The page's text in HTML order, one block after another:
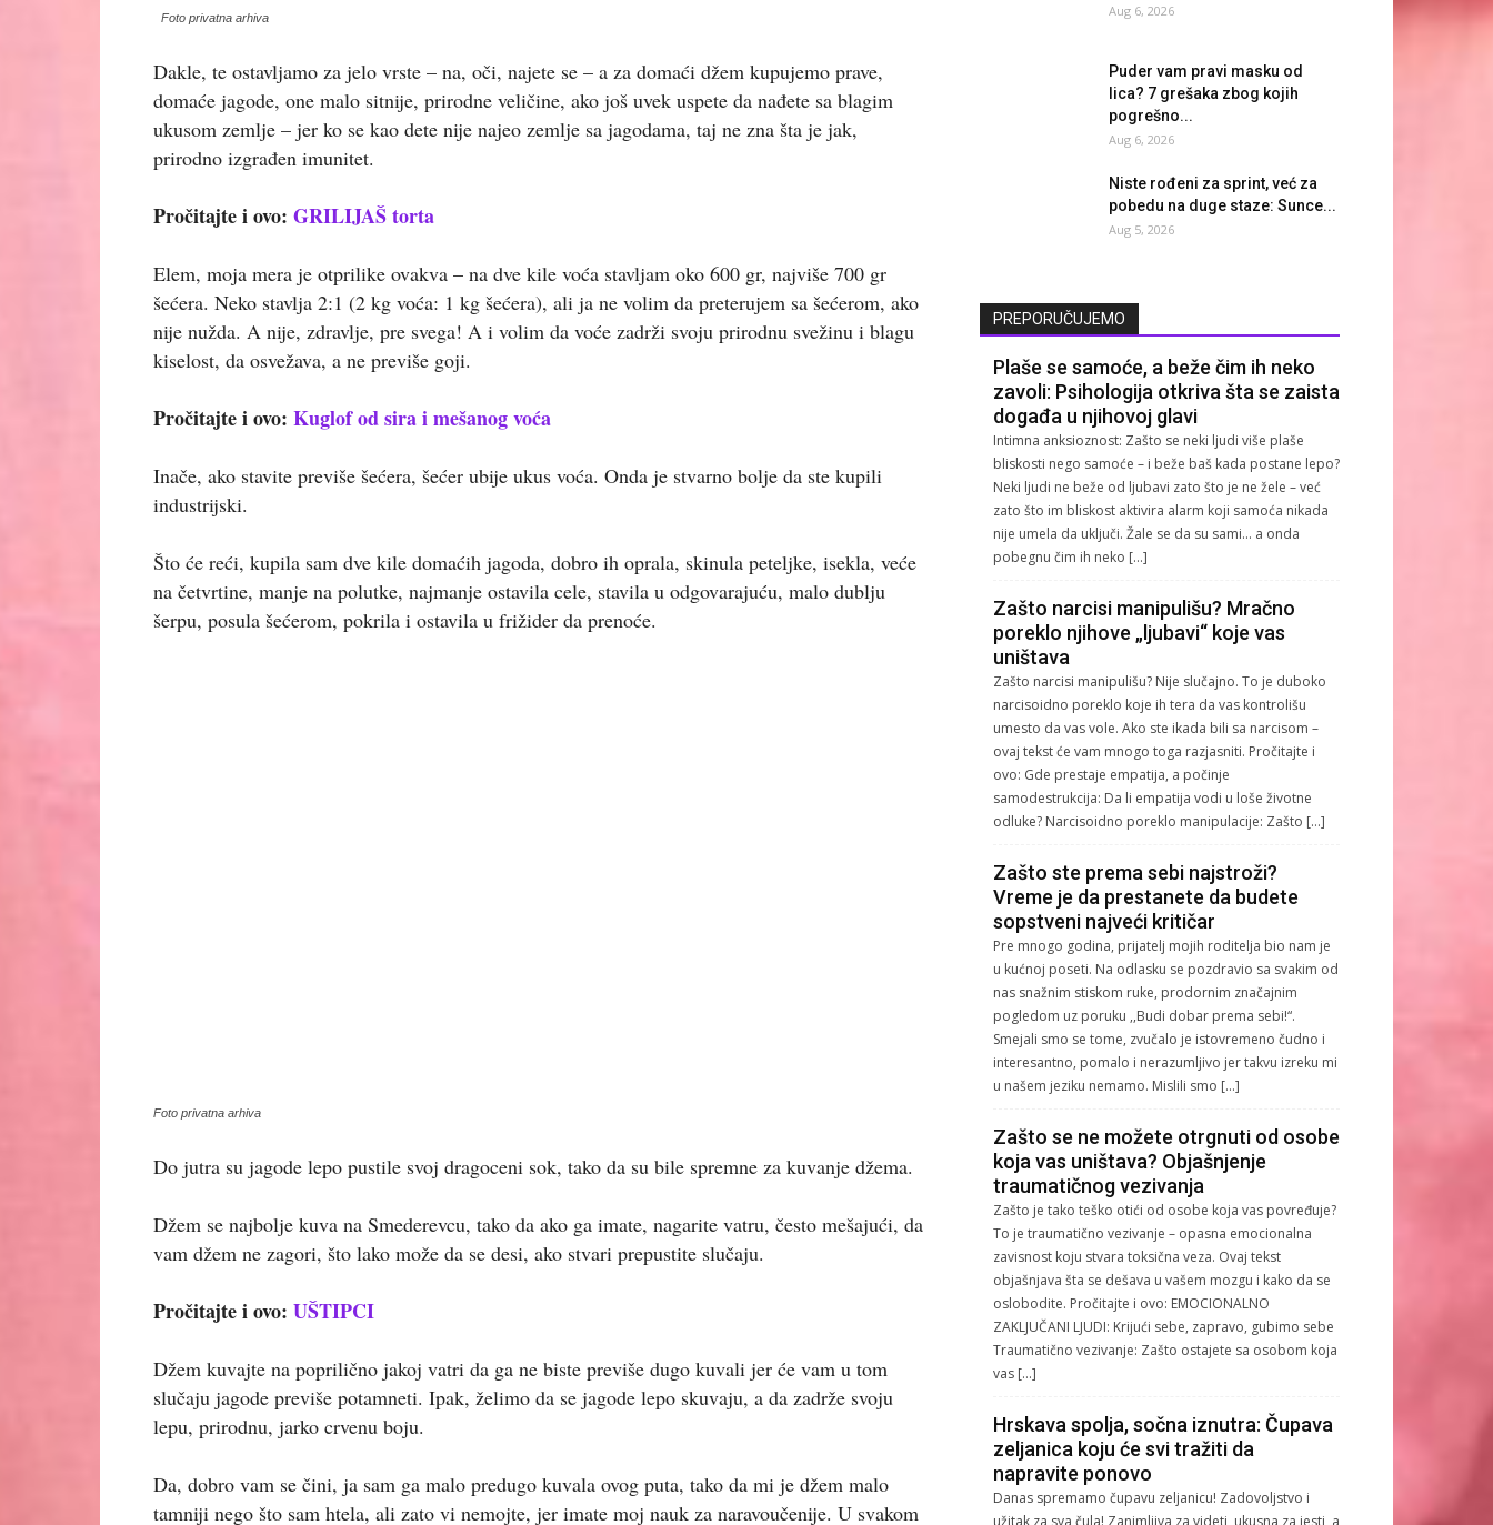
Foto privatna arhiva
Dakle, te ostavljamo za jelo vrste – na, oči, najete se – a za domaći džem kupujemo prave,
domaće jagode, one malo sitnije, prirodne veličine, ako još uvek uspete da nađete sa blagim
ukusom zemlje – jer ko se kao dete nije najeo zemlje sa jagodama, taj ne zna šta je jak,
prirodno izgrađen imunitet.
Pročitajte i ovo: GRILIJAŠ torta
Elem, moja mera je otprilike ovakva – na dve kile voća stavljam oko 600 gr, najviše 700 gr
šećera. Neko stavlja 2:1 (2 kg voća: 1 kg šećera), ali ja ne volim da preterujem sa šećerom, ako
nije nužda. A nije, zdravlje, pre svega! A i volim da voće zadrži svoju prirodnu svežinu i blagu
kiselost, da osvežava, a ne previše goji.
Pročitajte i ovo: Kuglof od sira i mešanog voća
Inače, ako stavite previše šećera, šećer ubije ukus voća. Onda je stvarno bolje da ste kupili
industrijski.
Što će reći, kupila sam dve kile domaćih jagoda, dobro ih oprala, skinula peteljke, isekla, veće
na četvrtine, manje na polutke, najmanje ostavila cele, stavila u odgovarajuću, malo dublju
šerpu, posula šećerom, pokrila i ostavila u frižider da prenoće.
Foto privatna arhiva
Do jutra su jagode lepo pustile svoj dragoceni sok, tako da su bile spremne za kuvanje džema.
Džem se najbolje kuva na Smederevcu, tako da ako ga imate, nagarite vatru, često mešajući, da
vam džem ne zagori, što lako može da se desi, ako stvari prepustite slučaju.
Pročitajte i ovo: UŠTIPCI
Džem kuvajte na poprilično jakoj vatri da ga ne biste previše dugo kuvali jer će vam u tom
slučaju jagode previše potamneti. Ipak, želimo da se jagode lepo skuvaju, a da zadrže svoju
lepu, prirodnu, jarko crvenu boju.
Da, dobro vam se čini, ja sam ga malo predugo kuvala ovog puta, tako da mi je džem malo
tamniji nego što sam htela, ali zato vi nemojte, jer imate moj nauk za naravoučenije. U svakom
Aug 6, 2026
Puder vam pravi masku od
lica? 7 grešaka zbog kojih
pogrešno...
Aug 6, 2026
Niste rođeni za sprint, već za
pobedu na duge staze: Sunce...
Aug 5, 2026
PREPORUČUJEMO
Plaše se samoće, a beže čim ih neko
zavoli: Psihologija otkriva šta se zaista
događa u njihovoj glavi
Intimna anksioznost: Zašto se neki ljudi više plaše
bliskosti nego samoće – i beže baš kada postane lepo?
Neki ljudi ne beže od ljubavi zato što je ne žele – već
zato što im bliskost aktivira alarm koji samoća nikada
nije umela da uključi. Žale se da su sami… a onda
pobegnu čim ih neko […]
Zašto narcisi manipulišu? Mračno
poreklo njihove „ljubavi“ koje vas
uništava
Zašto narcisi manipulišu? Nije slučajno. To je duboko
narcisoidno poreklo koje ih tera da vas kontrolišu
umesto da vas vole. Ako ste ikada bili sa narcisom –
ovaj tekst će vam mnogo toga razjasniti. Pročitajte i
ovo: Gde prestaje empatija, a počinje
samodestrukcija: Da li empatija vodi u loše životne
odluke? Narcisoidno poreklo manipulacije: Zašto […]
Zašto ste prema sebi najstroži?
Vreme je da prestanete da budete
sopstveni najveći kritičar
Pre mnogo godina, prijatelj mojih roditelja bio nam je
u kućnoj poseti. Na odlasku se pozdravio sa svakim od
nas snažnim stiskom ruke, prodornim značajnim
pogledom uz poruku ,,Budi dobar prema sebi!“.
Smejali smo se tome, zvučalo je istovremeno čudno i
interesantno, pomalo i nerazumljivo jer takvu izreku mi
u našem jeziku nemamo. Mislili smo […]
Zašto se ne možete otrgnuti od osobe
koja vas uništava? Objašnjenje
traumatičnog vezivanja
Zašto je tako teško otići od osobe koja vas povređuje?
To je traumatično vezivanje – opasna emocionalna
zavisnost koju stvara toksična veza. Ovaj tekst
objašnjava šta se dešava u vašem mozgu i kako da se
oslobodite. Pročitajte i ovo: EMOCIONALNO
ZAKLJUČANI LJUDI: Krijući sebe, zapravo, gubimo sebe
Traumatično vezivanje: Zašto ostajete sa osobom koja
vas […]
Hrskava spolja, sočna iznutra: Čupava
zeljanica koju će svi tražiti da
napravite ponovo
Danas spremamo čupavu zeljanicu! Zadovoljstvo i
užitak za sva čula! Zanimljiva za videti, ukusna za jesti, a